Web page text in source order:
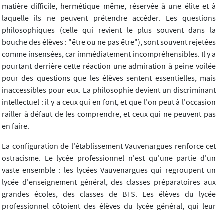
matière difficile, hermétique même, réservée à une élite et à
laquelle ils ne peuvent prétendre accéder. Les questions
philosophiques (celle qui revient le plus souvent dans la
bouche des élèves : "être ou ne pas être"), sont souvent rejetées
comme insensées, car immédiatement incompréhensibles. Il y a
pourtant derrière cette réaction une admiration à peine voilée
pour des questions que les élèves sentent essentielles, mais
inaccessibles pour eux. La philosophie devient un discriminant
intellectuel : il y a ceux qui en font, et que l'on peut à l'occasion
railler à défaut de les comprendre, et ceux qui ne peuvent pas
en faire.
La configuration de l'établissement Vauvenargues renforce cet
ostracisme. Le lycée professionnel n'est qu'une partie d'un
vaste ensemble : les lycées Vauvenargues qui regroupent un
lycée d'enseignement général, des classes préparatoires aux
grandes écoles, des classes de BTS. Les élèves du lycée
professionnel côtoient des élèves du lycée général, qui leur